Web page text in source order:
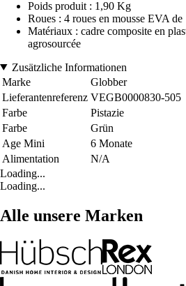
Poids produit : 1,90 Kg
Roues : 4 roues en mousse EVA
Matériaux : cadre composite en
agrosourcée
Zusätzliche Informationen
Marke
Globber
Lieferantenreferenz VEGB0000830-505
Farbe
Pistazie
Farbe
Grün
Age Mini
6 Monate
Alimentation
N/A
Loading...
Loading...
Alle unsere Marken